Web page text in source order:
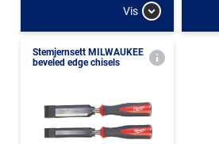
Vis
Stemjernsett MILWAUKEE
beveled edge chisels